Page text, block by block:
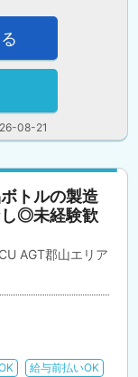
08-21
トルの製造
し◎未経験歓
AGT郡山エリア
給与前払いOK